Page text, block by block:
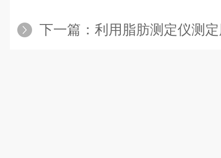
下一篇： 利用脂肪测定仪测定